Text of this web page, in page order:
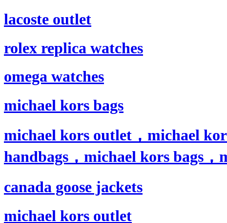
lacoste outlet
rolex replica watches
omega watches
michael kors bags
michael kors outlet，michael
handbags，michael kors bags
canada goose jackets
michael kors outlet